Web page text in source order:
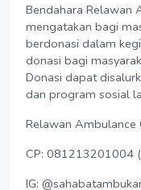
Bendahara Relawan
mengatakan bagi
berdonasi dalam
donasi bagi
Donasi dapat
dan program sosial
Relawan Ambulance
CP: 081213201004
IG: